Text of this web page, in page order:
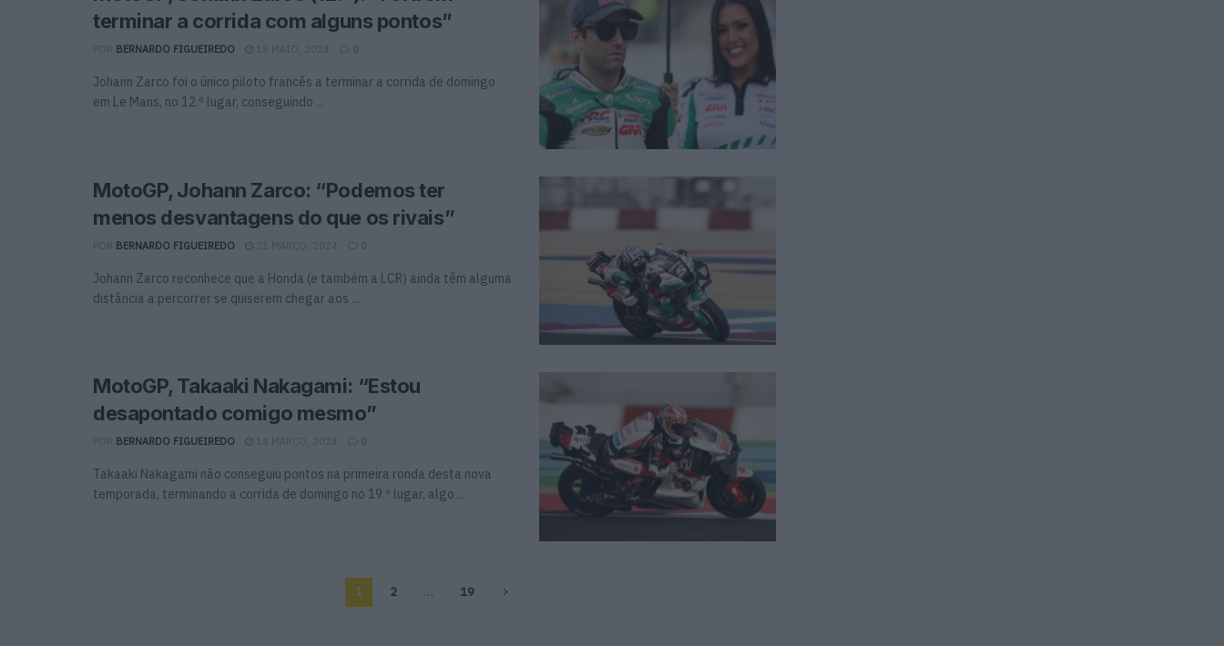
terminar a corrida com alguns pontos”
BERNARDO FIGUEIREDO 13 MAIO, 2024 0
Johann Zarco foi o único piloto francês a terminar a corrida de domingo
em Le Mans, no 12.º lugar, conseguindo ...
MotoGP, Johann Zarco: “Podemos ter
menos desvantagens do que os rivais”
BERNARDO FIGUEIREDO 21 MARÇO, 2024 0
Johann Zarco reconhece que a Honda (e também a LCR) ainda têm alguma
distância a percorrer se quiserem chegar aos ...
MotoGP, Takaaki Nakagami: “Estou
desapontado comigo mesmo”
BERNARDO FIGUEIREDO 14 MARÇO, 2024 0
Takaaki Nakagami não conseguiu pontos na primeira ronda desta nova
temporada, terminando a corrida de domingo no 19.º lugar, algo ...
1 2 … 19